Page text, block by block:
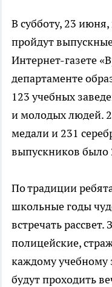
В субботу, 23
пройдут
Интернет-газете
департаменте
123 учебных
и молодых людей.
медали и 231
выпускников было
По традиции
школьные годы
встречать
полицейские,
каждому учебному
будут проходить